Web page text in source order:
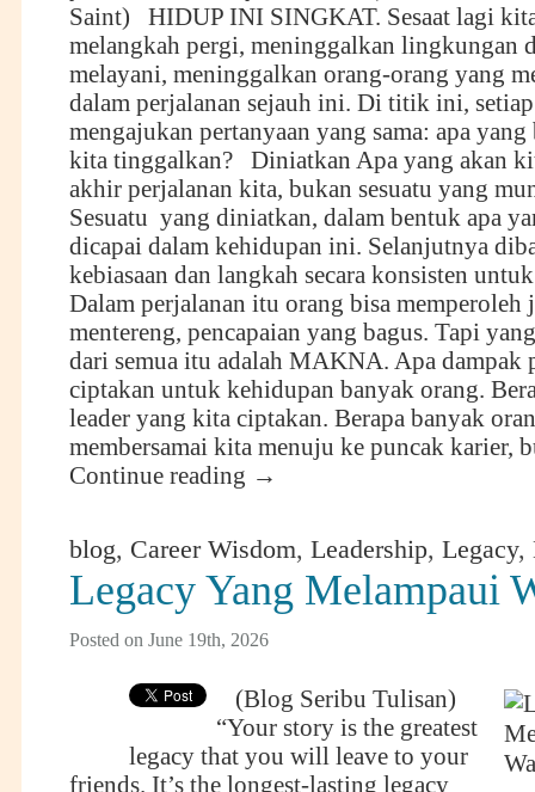
Saint) HIDUP INI SINGKAT. Sesaat lagi
melangkah pergi, meninggalkan lingkungan
melayani, meninggalkan orang-orang yang
dalam perjalanan sejauh ini. Di titik ini,
mengajukan pertanyaan yang sama: apa yang
kita tinggalkan? Diniatkan Apa yang akan
akhir perjalanan kita, bukan sesuatu yang
Sesuatu yang diniatkan, dalam bentuk apa
dicapai dalam kehidupan ini. Selanjutnya
kebiasaan dan langkah secara konsisten
Dalam perjalanan itu orang bisa memperoleh
mentereng, pencapaian yang bagus. Tapi
dari semua itu adalah MAKNA. Apa dampak
ciptakan untuk kehidupan banyak orang.
leader yang kita ciptakan. Berapa banyak
membersamai kita menuju ke puncak karier,
Continue reading →
blog, Career Wisdom, Leadership, Legacy,
Legacy Yang Melampaui
Posted on June 19th, 2026
(Blog Seribu Tulisan)
“Your story is the greatest
legacy that you will leave to your
friends. It’s the longest-lasting legacy